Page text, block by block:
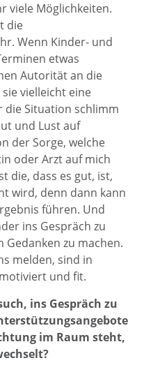
viele Möglichkeiten.
die
Wenn Kinder- und
etwas
Autorität an die
vielleicht eine
die Situation schlimm
und Lust auf
der Sorge, welche
oder Arzt auf mich
die, dass es gut, ist,
wird, denn dann kann
führen. Und
ins Gespräch zu
zu machen.
melden, sind in
und fit.
ins Gespräch zu
im Raum steht,